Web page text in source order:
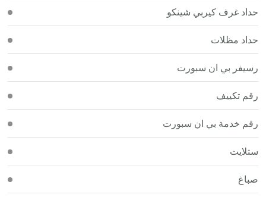
حداد غرف كيربي شينكو
حداد مظلات
رسيفر بي ان سبورت
رقم تكييف
رقم خدمة بي ان سبورت
ستلايت
صباغ